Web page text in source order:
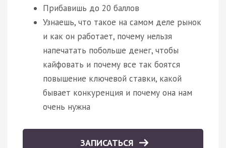
Прибавишь до 20 баллов
Узнаешь, что такое на самом деле рынок
и как он работает, почему нельзя
напечатать побольше денег, чтобы
кайфовать и почему все так боятся
повышение ключевой ставки, какой
бывает конкуренция и почему она нам
очень нужна
ЗАПИСАТЬСЯ